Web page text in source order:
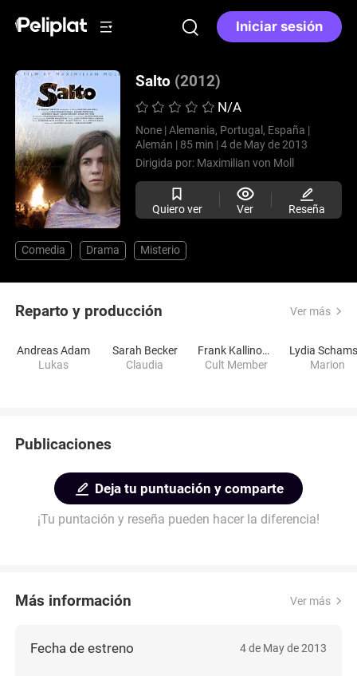
Iniciar sesión
Salto (2012)
N/A
None | Alemania, Portugal, España |
Alemán | 85 min | 4 de May de 2013
Dirigida por: Maximilian von Moll
Quiero ver Ver Reseña
Comedia Drama Misterio
Reparto y producción Ver más
Andreas Adam
Lukas
Sarah Becker
Claudia
Frank Kallinowski
Cult Member
Marion
Publicaciones
Deja tu puntuación y comparte
¡Tu puntación y reseña pueden hacer la diferencia!
Más información Ver más
Fecha de estreno 4 de May de 2013